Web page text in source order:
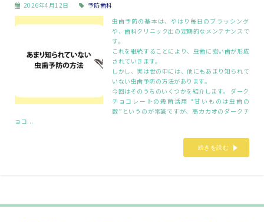
2026年4月12日
予防歯科
虫歯予防の基本は、やはり毎日のブラッシング
や、歯科クリニック出の定期的なメンテナンスで
す。
これを継続することにより、虫歯に強い歯が形成
されていきます。
しかし、実は世の中には、他にもあまり知られて
いない虫歯予防の方法があります。
今回はそのうちのいくつかを紹介します。 ダーク
チョコレートの殺菌活用 “甘いものは虫歯の
敵”というのが常識ですが、高カカオのダークチ
ョコ...
続きを読む